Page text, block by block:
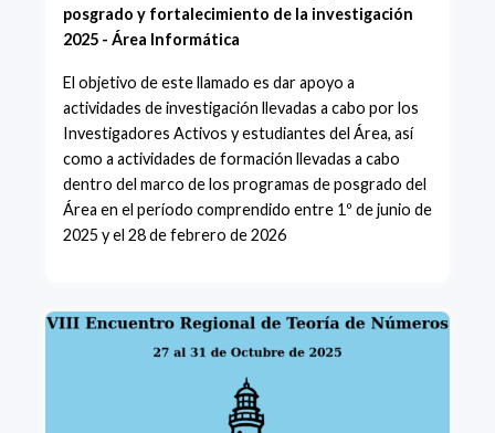
posgrado y fortalecimiento de la investigación
2025 - Área Informática
El objetivo de este llamado es dar apoyo a
actividades de investigación llevadas a cabo por los
Investigadores Activos y estudiantes del Área, así
como a actividades de formación llevadas a cabo
dentro del marco de los programas de posgrado del
Área en el período comprendido entre 1º de junio de
2025 y el 28 de febrero de 2026